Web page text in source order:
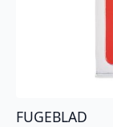
FUGEBLAD